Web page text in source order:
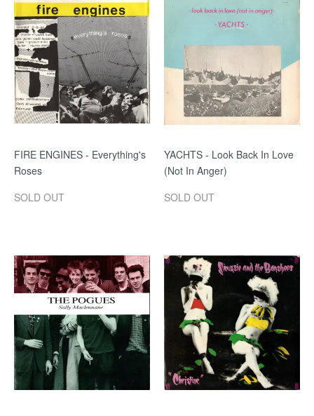
FIRE ENGINES - Everything's
Roses
SOLD OUT
YACHTS - Look Back In Love
(Not In Anger)
SOLD OUT